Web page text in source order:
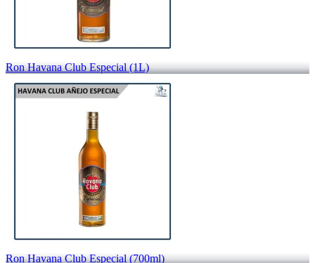
Ron Havana Club Especial (1L)
Ron Havana Club Especial (700ml)